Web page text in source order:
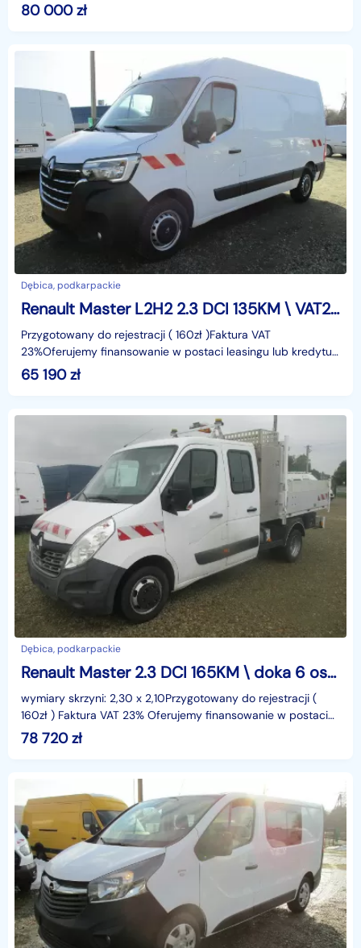
80 000zł
Dębica, podkarpackie
Renault Master L2H2 2.3 DCI 135KM \ VAT23%
Przygotowany do rejestracji ( 160zł )Faktura VAT
23%Oferujemy finansowanie w postaci leasingu lub kredytu.
Gwarantujemy za przebieg.identyfikator: AKL3KGZA
65 190zł
Dębica, podkarpackie
Renault Master 2.3 DCI 165KM \ doka 6 osób \ VAT23%
wymiary skrzyni: 2,30 x 2,10Przygotowany do rejestracji (
160zł ) Faktura VAT 23% Oferujemy finansowanie w postaci
leasingu lub kredytu. Gwarantujemy za przebie
78 720zł